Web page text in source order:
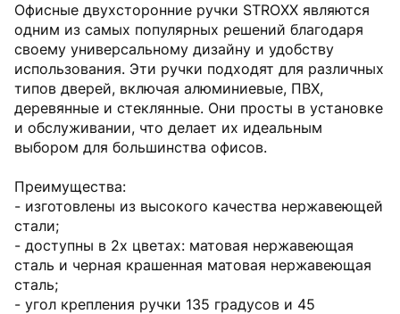
Офисные двухсторонние ручки STROXX являются
одним из самых популярных решений благодаря
своему универсальному дизайну и удобству
использования. Эти ручки подходят для различных
типов дверей, включая алюминиевые, ПВХ,
деревянные и стеклянные. Они просты в установке
и обслуживании, что делает их идеальным
выбором для большинства офисов.
Преимущества:
- изготовлены из высокого качества нержавеющей
стали;
- доступны в 2х цветах: матовая нержавеющая
сталь и черная крашенная матовая нержавеющая
сталь;
- угол крепления ручки 135 градусов и 45